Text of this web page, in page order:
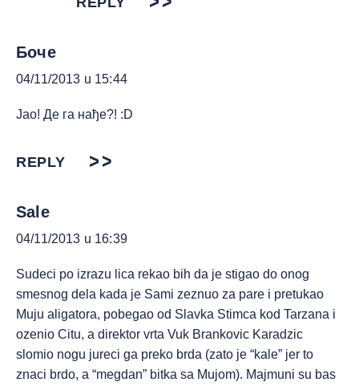
Боче
04/11/2013 u 15:44
Јао! Де га нађе?! :D
REPLY
Sale
04/11/2013 u 16:39
Sudeci po izrazu lica rekao bih da je stigao do onog
smesnog dela kada je Sami zeznuo za pare i pretukao
Muju aligatora, pobegao od Slavka Stimca kod Tarzana i
ozenio Citu, a direktor vrta Vuk Brankovic Karadzic
slomio nogu jureci ga preko brda (zato je “kale” jer to
znaci brdo, a “megdan” bitka sa Mujom). Majmuni su bas